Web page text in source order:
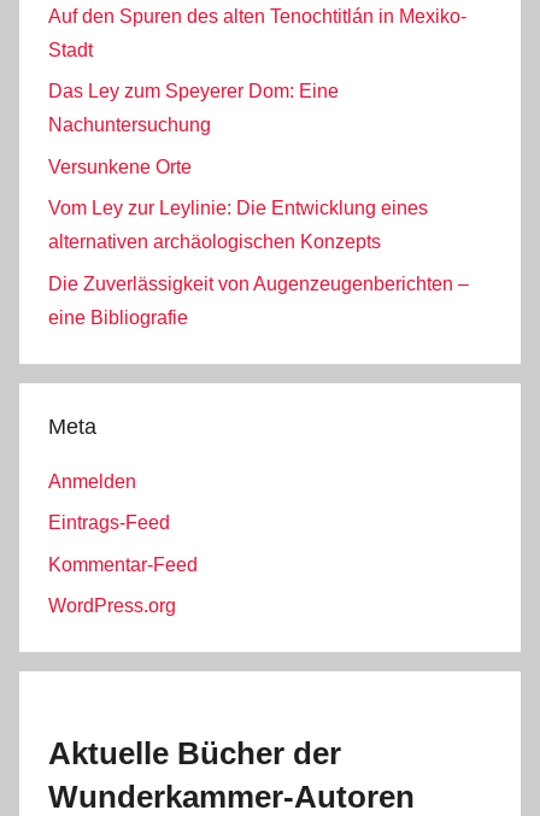
Auf den Spuren des alten Tenochtitlán in Mexiko-
Stadt
Das Ley zum Speyerer Dom: Eine
Nachuntersuchung
Versunkene Orte
Vom Ley zur Leylinie: Die Entwicklung eines
alternativen archäologischen Konzepts
Die Zuverlässigkeit von Augenzeugenberichten –
eine Bibliografie
Meta
Anmelden
Eintrags-Feed
Kommentar-Feed
WordPress.org
Aktuelle Bücher der
Wunderkammer-Autoren